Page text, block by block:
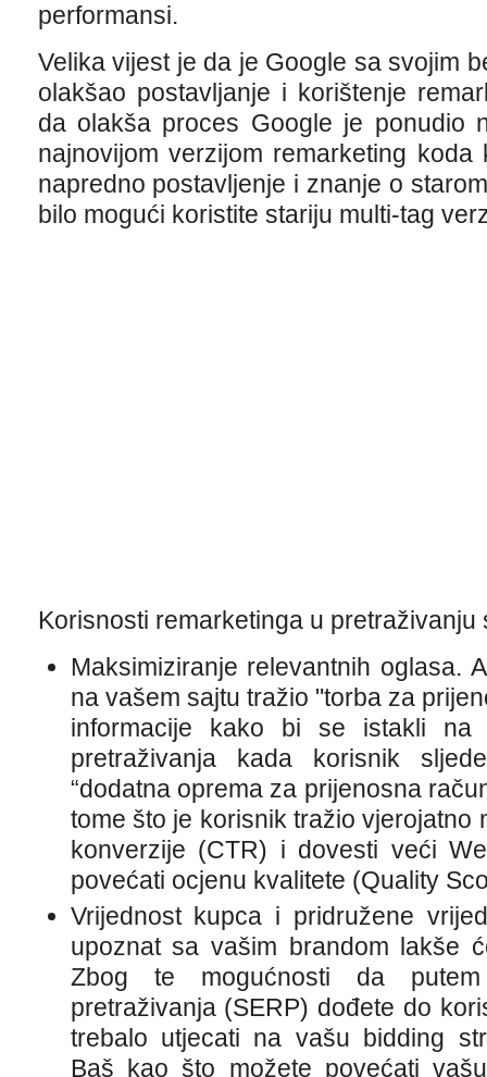
performansi.
Velika vijest je da je Google sa svojim
olakšao postavljanje i korištenje
da olakša proces Google je ponudio
najnovijom verzijom remarketing
napredno postavljenje i znanje o
bilo mogući koristite stariju multi-tag
Korisnosti remarketinga u pretraživanju
Maksimiziranje relevantnih oglasa.
na vašem sajtu tražio "torba za
informacije kako bi se istakli na
pretraživanja kada korisnik
“dodatna oprema za prijenosna
tome što je korisnik tražio vjerojatno
konverzije (CTR) i dovesti veći
povećati ocjenu kvalitete (Quality
Vrijednost kupca i pridružene
upoznat sa vašim brandom lakše
Zbog te mogućnosti da
pretraživanja (SERP) dođete do
trebalo utjecati na vašu bidding
Baš kao što možete povećati